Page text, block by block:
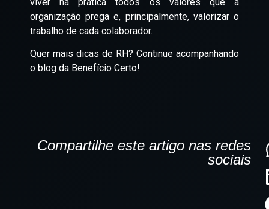
organização prega e, principalmente, valorizar o
trabalho de cada colaborador.
Quer mais dicas de RH? Continue acompanhando
o blog da Benefício Certo!
Compartilhe este artigo nas redes
sociais